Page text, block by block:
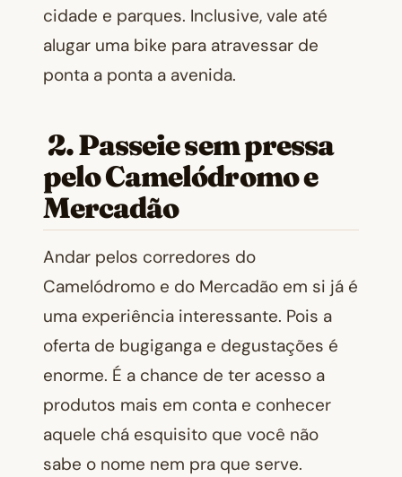
cidade e parques. Inclusive, vale até
alugar uma bike para atravessar de
ponta a ponta a avenida.
2. Passeie sem pressa
pelo Camelódromo e
Mercadão
Andar pelos corredores do
Camelódromo e do Mercadão em si já é
uma experiência interessante. Pois a
oferta de bugiganga e degustações é
enorme. É a chance de ter acesso a
produtos mais em conta e conhecer
aquele chá esquisito que você não
sabe o nome nem pra que serve.